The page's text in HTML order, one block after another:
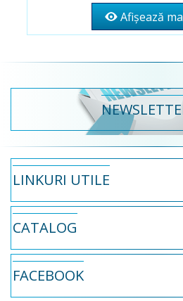
Afișează
LINKURI UTILE
CATALOG
FACEBOOK